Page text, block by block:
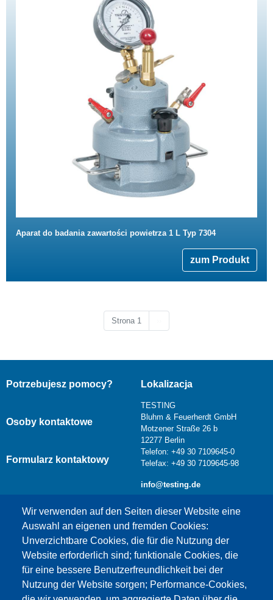
Aparat do badania zawartości powietrza 1 L Typ 7304
zum Produkt
Strona 1
Wir verwenden auf den Seiten dieser Website eine
Auswahl an eigenen und fremden Cookies:
Unverzichtbare Cookies, die für die Nutzung der
Website erforderlich sind; funktionale Cookies, die
für eine bessere Benutzerfreundlichkeit bei der
Nutzung der Website sorgen; Performance-Cookies,
Potrzebujesz pomocy?
Osoby kontaktowe
Formularz kontaktowy
Lokalizacja
TESTING
Bluhm & Feuerherdt GmbH
Motzener Straße 26 b
12277 Berlin
Telefon: +49 30 7109645-0
Telefax: +49 30 7109645-98
info@testing.de